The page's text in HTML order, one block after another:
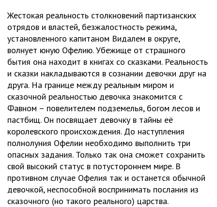
Жестокая реальность столкновений партизанских
отрядов и властей, безжалостность режима,
установленного капитаном Видалем в округе,
волнует юную Офелию. Убежище от страшного
бытия она находит в книгах со сказками. Реальность
и сказки накладываются в сознании девочки друг на
друга. На границе между реальным миром и
сказочной реальностью девочка знакомится с
Фавном – повелителем подземелья, богом лесов и
пастбищ. Он посвящает девочку в тайны её
королевского происхождения. До наступления
полнолуния Офелии необходимо выполнить три
опасных задания. Только так она сможет сохранить
свой высокий статус в потустороннем мире. В
противном случае Офелия так и останется обычной
девочкой, неспособной воспринимать послания из
сказочного (но такого реального) царства.